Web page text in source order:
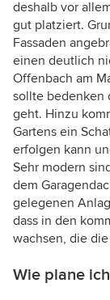
deshalb vor
gut platziert.
Fassaden
einen deutlich
Offenbach am
sollte bedenken
geht. Hinzu
Gartens ein
erfolgen kann
Sehr modern
dem
gelegenen
dass in den
wachsen, die
Wie plane